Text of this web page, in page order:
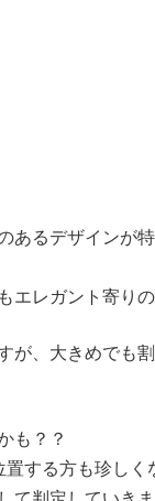
あるデザインが
エレガント寄りの
が、大きめでも
も？？
する方も珍しく